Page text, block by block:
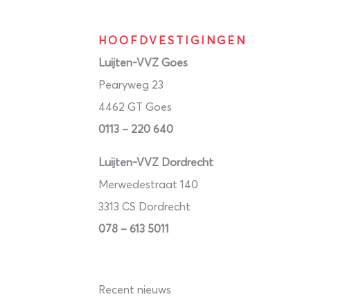
HOOFDVESTIGINGEN
Luijten-VVZ Goes
Pearyweg 23
4462 GT Goes
0113 – 220 640
Luijten-VVZ Dordrecht
Merwedestraat 140
3313 CS Dordrecht
078 – 613 5011
Recent nieuws